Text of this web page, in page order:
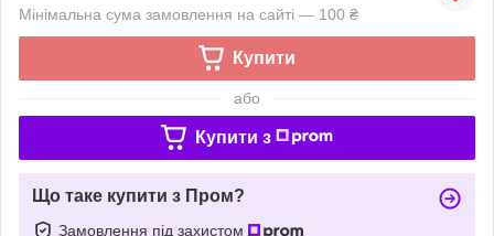
Мінімальна сума замовлення на сайті — 100 ₴
Купити
або
Купити з
Що таке купити з Пром?
Замовлення під захистом